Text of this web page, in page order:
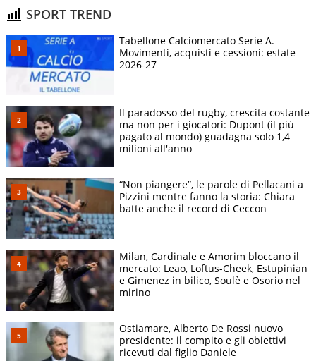
SPORT TREND
Tabellone Calciomercato Serie A.
Movimenti, acquisti e cessioni: estate
2026-27
Il paradosso del rugby, crescita costante
ma non per i giocatori: Dupont (il più
pagato al mondo) guadagna solo 1,4
milioni all'anno
“Non piangere”, le parole di Pellacani a
Pizzini mentre fanno la storia: Chiara
batte anche il record di Ceccon
Milan, Cardinale e Amorim bloccano il
mercato: Leao, Loftus-Cheek, Estupinian
e Gimenez in bilico, Soulè e Osorio nel
mirino
Ostiamare, Alberto De Rossi nuovo
presidente: il compito e gli obiettivi
ricevuti dal figlio Daniele